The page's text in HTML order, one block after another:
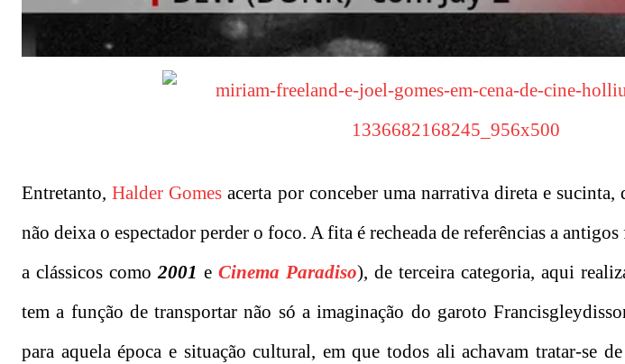
Entretanto,Halder Gomes acerta por conceber uma narrativa direta e
não deixa o espectador perder o foco. A fita é recheada de referências a
a clássicos como2001 e Cinema Paradiso), de terceira categoria, aqui
tem a função de transportar não só a imaginação do garoto
para aquela época e situação cultural, em que todos ali achavam tratar-se